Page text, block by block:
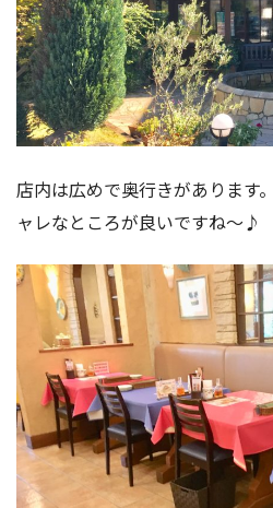
店内は広めで奥行きがあります
ャレなところが良いですね〜♪